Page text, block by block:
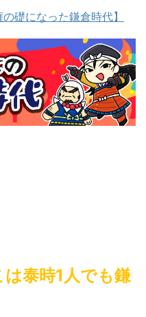
礎になった鎌倉時代】
泰時1人でも鎌